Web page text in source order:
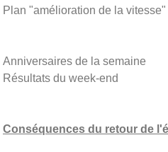
Plan "amélioration de la
Anniversaires de la semaine
Résultats du week-end
Conséquences du retour de